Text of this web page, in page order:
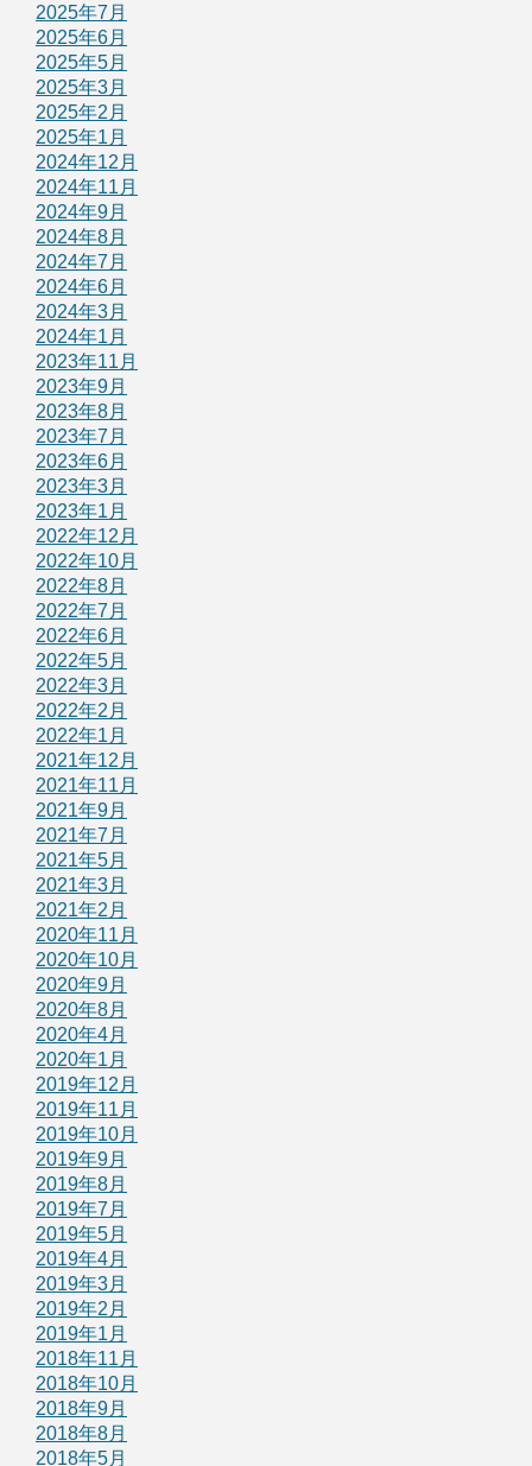
2025年7月
2025年6月
2025年5月
2025年3月
2025年2月
2025年1月
2024年12月
2024年11月
2024年9月
2024年8月
2024年7月
2024年6月
2024年3月
2024年1月
2023年11月
2023年9月
2023年8月
2023年7月
2023年6月
2023年3月
2023年1月
2022年12月
2022年10月
2022年8月
2022年7月
2022年6月
2022年5月
2022年3月
2022年2月
2022年1月
2021年12月
2021年11月
2021年9月
2021年7月
2021年5月
2021年3月
2021年2月
2020年11月
2020年10月
2020年9月
2020年8月
2020年4月
2020年1月
2019年12月
2019年11月
2019年10月
2019年9月
2019年8月
2019年7月
2019年5月
2019年4月
2019年3月
2019年2月
2019年1月
2018年11月
2018年10月
2018年9月
2018年8月
2018年5月